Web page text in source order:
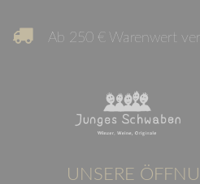
Ab 250 € Warenwert
UNSERE